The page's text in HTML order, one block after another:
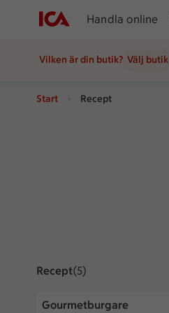
Handla online
Vilken är din butik? Välj butik
Start Recept
ReceptVisar 5 stycken
(5)
Gourmetburgare
Gourmetburgare